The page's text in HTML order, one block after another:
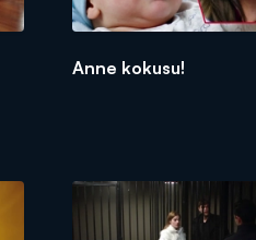
Anne kokusu!